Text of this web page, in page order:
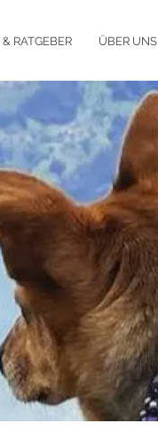
RATGEBER ÜBER UNS